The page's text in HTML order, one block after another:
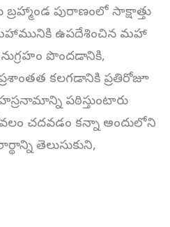
పురాణంలో సాక్షాత్తు
మహామునికి ఉపదేశించిన మహా
పొందడానికి,
కలగడానికి ప్రతిరోజూ
పఠిస్తుంటారు
చదవడం కన్నా అందులోని
తెలుసుకుని,